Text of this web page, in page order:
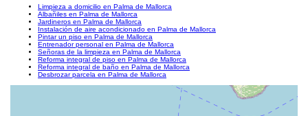
Limpieza a domicilio en Palma de Mallorca
Albañiles en Palma de Mallorca
Jardineros en Palma de Mallorca
Instalación de aire acondicionado en Palma de Mallorca
Pintar un piso en Palma de Mallorca
Entrenador personal en Palma de Mallorca
Señoras de la limpieza en Palma de Mallorca
Reforma integral de piso en Palma de Mallorca
Reforma integral de baño en Palma de Mallorca
Desbrozar parcela en Palma de Mallorca